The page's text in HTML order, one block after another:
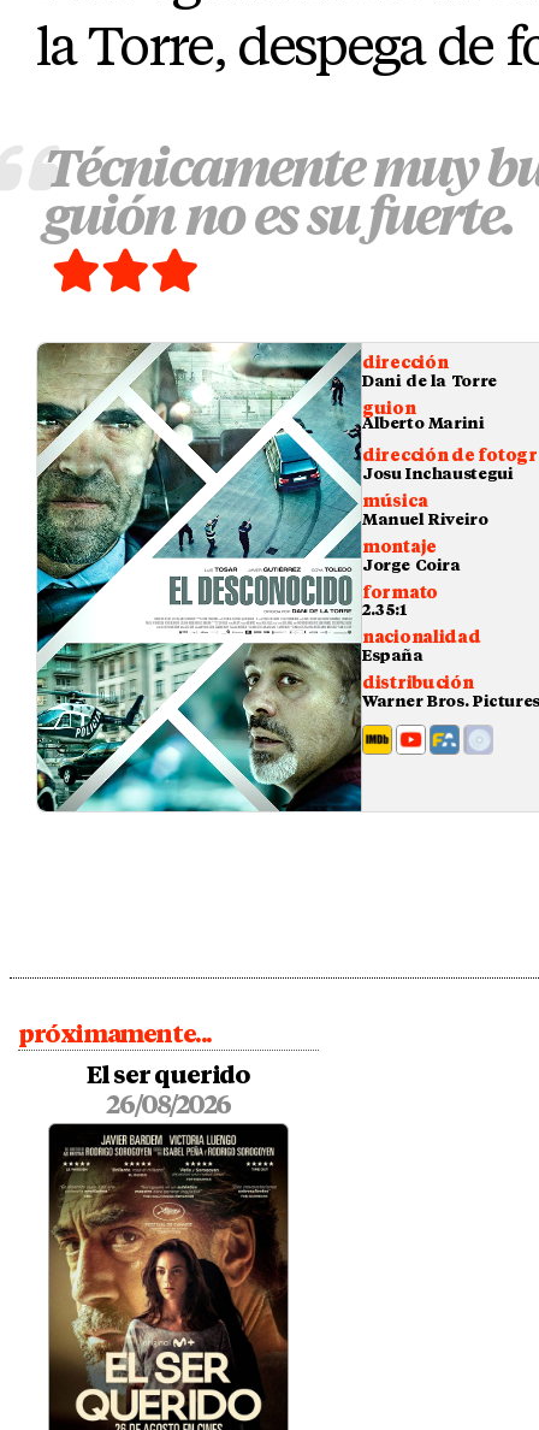
la Torre, despega de
Técnicamente muy
guión no es su fuerte.
dirección
Dani de la Torre
guion
Alberto Marini
dirección de
Josu Inchaustegui
música
Manuel Riveiro
montaje
Jorge Coira
formato
2.35:1
nacionalidad
España
distribución
Warner Bros. Pictures
próximamente...
El ser querido
26/08/2026